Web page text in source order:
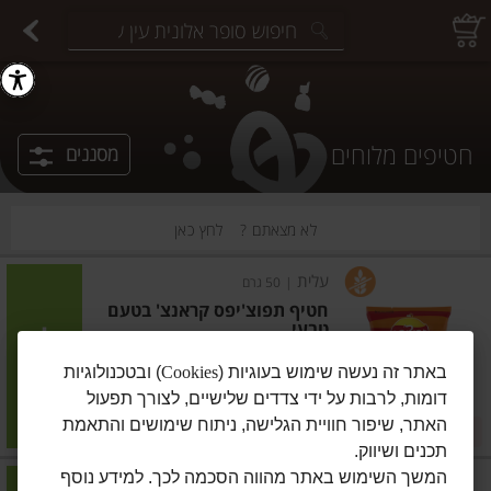
חטיפים מלוחים מסננים
לא מצאתם ? לחץ כאן
עלית 50 גרם
חטיף תפוצ'יפס קראנצ' בטעם
טבעי
מחיר מחירון ₪4.90
₪9.80 ל-100 גרם 5 ב-₪20
הוסיפו
עלית 50 גרם
באתר זה נעשה שימוש בעוגיות (Cookies) ובטכנולוגיות
דומות, לרבות על ידי צדדים שלישיים, לצורך תפעול
האתר, שיפור חוויית הגלישה, ניתוח שימושים והתאמת
תכנים ושיווק.
המשך השימוש באתר מהווה הסכמה לכך. למידע נוסף